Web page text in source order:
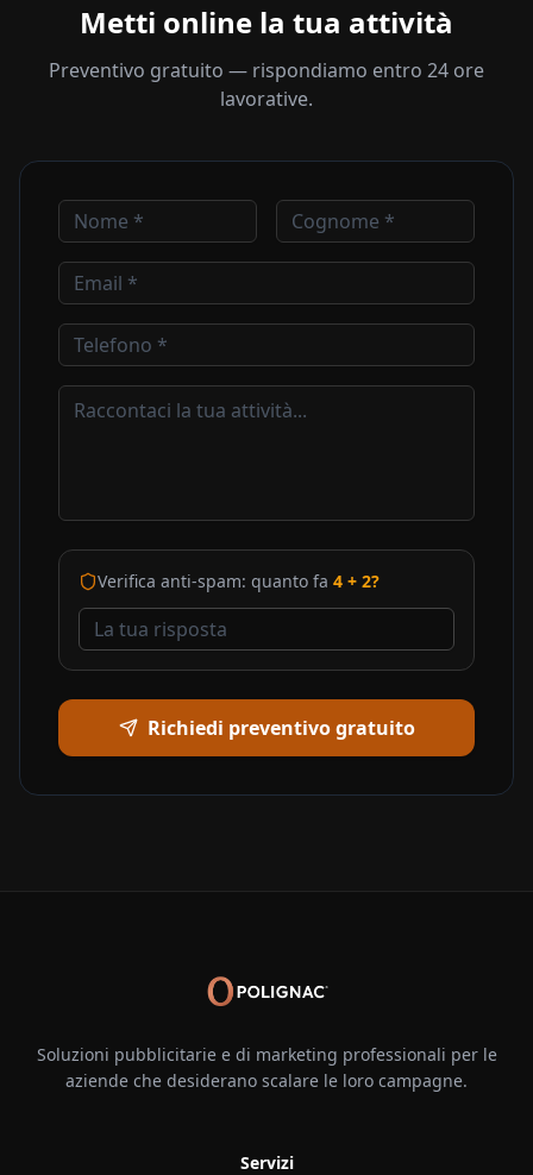
Metti online la tua attività
Preventivo gratuito — rispondiamo entro 24 ore
lavorative.
Verifica anti-spam: quanto fa 4 + 2?
Richiedi preventivo gratuito
Soluzioni pubblicitarie e di marketing professionali per le
aziende che desiderano scalare le loro campagne.
Servizi